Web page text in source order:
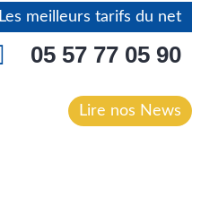
Les meilleurs tarifs du net
05 57 77 05 90
Lire nos News